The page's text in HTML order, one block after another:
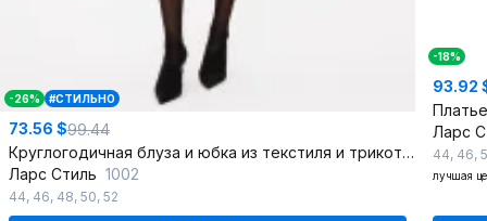
-26% #СТИЛЬНО
73.56 $99.44
Круглогодичная блуза и юбка из текстиля и трикотажа с разрезами
Ларс Стиль 1002
44, 46, 48, 50, 52
-18%
93.92
Платье
Ларс
44, 46,
лучшая